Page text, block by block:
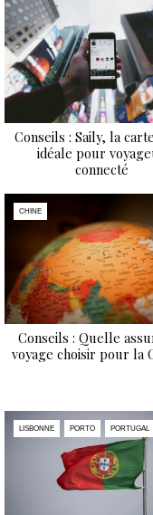
Conseils : Saily, la
idéale pour
connecté
CHINE
Conseils : Quelle
voyage choisir pour la
LISBONNE PORTO PORTUGAL